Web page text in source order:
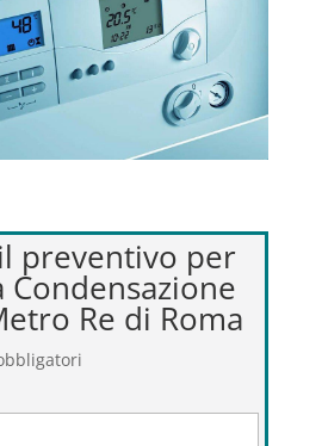
preventivo per
Condensazione
Re di Roma